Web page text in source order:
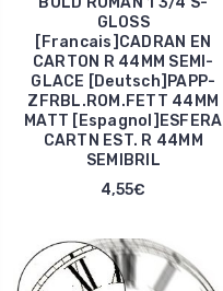
GLOSS
[Francais]CADRAN EN
CARTON R 44MM SEMI-
GLACE [Deutsch]PAPP-
ZFRBL.ROM.FETT 44MM
MATT [Espagnol]ESFERA
CARTN EST. R 44MM
SEMIBRIL
4,55€